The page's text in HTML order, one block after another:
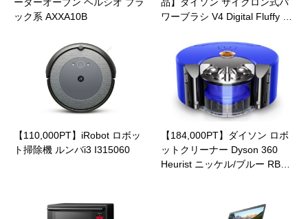
ック系 AXXA10B
ワーブラシ V4 Digital Fluffy …
【110,000PT】iRobot ロボッ
ト掃除機 ルンバi3 I315060
【184,000PT】ダイソン ロボ
ットクリーナー Dyson 360
Heurist ニッケル/ブルー RB…